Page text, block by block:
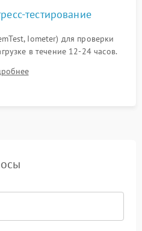
тестирование
Iometer) для проверки
в течение 12-24 часов.
проверка отсутствия
сервера к выдаче.